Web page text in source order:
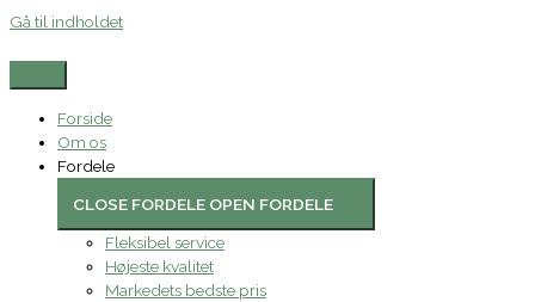
Gå til indholdet
Forside
Om os
Fordele
CLOSE FORDELE OPEN FORDELE
Fleksibel service
Højeste kvalitet
Markedets bedste pris